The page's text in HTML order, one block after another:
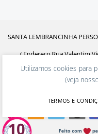
SANTA LEMBRANCINHA
/ Endereço Rua Valentim
Biguaçu
Feito com
Utilizamos cookies para
(veja
TERMOS E